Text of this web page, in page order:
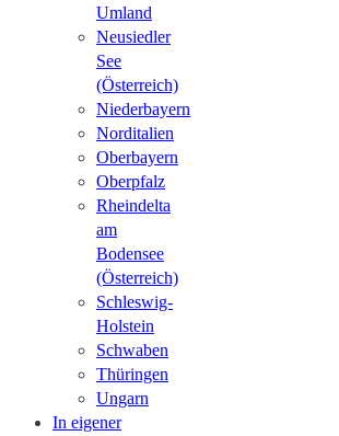
Umland
Neusiedler
See
(Österreich)
Niederbayern
Norditalien
Oberbayern
Oberpfalz
Rheindelta
am
Bodensee
(Österreich)
Schleswig-
Holstein
Schwaben
Thüringen
Ungarn
In eigener